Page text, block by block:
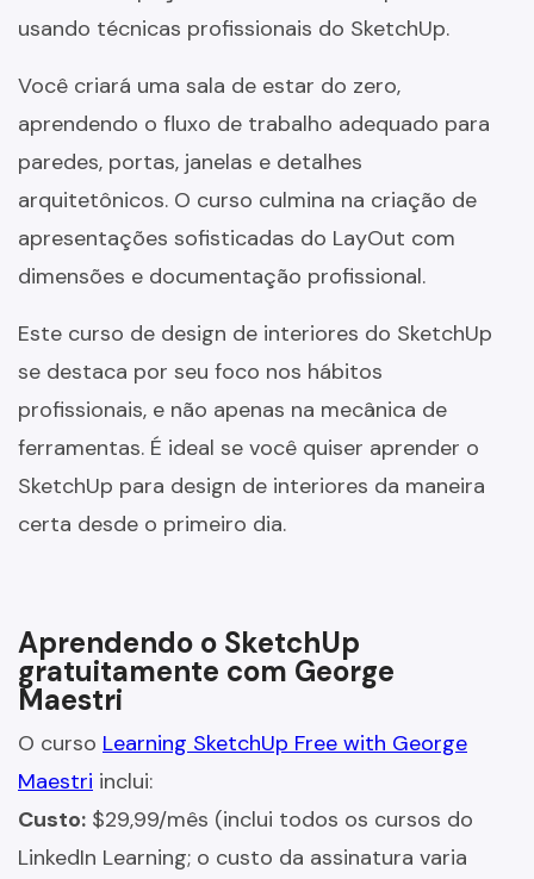
usando técnicas profissionais do SketchUp.
Você criará uma sala de estar do zero,
aprendendo o fluxo de trabalho adequado para
paredes, portas, janelas e detalhes
arquitetônicos. O curso culmina na criação de
apresentações sofisticadas do LayOut com
dimensões e documentação profissional.
Este curso de design de interiores do SketchUp
se destaca por seu foco nos hábitos
profissionais, e não apenas na mecânica de
ferramentas. É ideal se você quiser aprender o
SketchUp para design de interiores da maneira
certa desde o primeiro dia.
Aprendendo o SketchUp
gratuitamente com George
Maestri
O curso Learning SketchUp Free with George
Maestri inclui:
Custo: $29,99/mês (inclui todos os cursos do
LinkedIn Learning; o custo da assinatura varia